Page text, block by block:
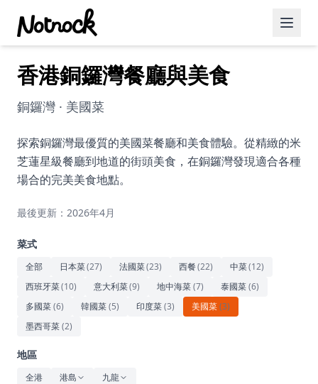
精選活動
博客文章
約會好去處
美食佳餚
藝術文化
休閒
音樂
香港銅鑼灣餐廳與美食
銅鑼灣 · 美國菜
探索銅鑼灣最優質的美國菜餐廳和美食體驗。從精緻的米
芝蓮星級餐廳到地道的街頭美食，在銅鑼灣發現適合各種
場合的完美美食地點。
最後更新：2026年4月
菜式
全部 日本菜(27) 法國菜(23) 西餐(22) 中菜(12)
西班牙菜(10) 意大利菜(9) 地中海菜(7) 泰國菜(6)
多國菜(6) 韓國菜(5) 印度菜(3) 美國菜(3)
墨西哥菜(2)
地區
全港 港島 九龍